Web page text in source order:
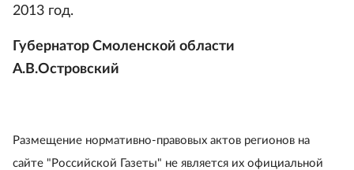
2013 год.
Губернатор Смоленской области
А.В.Островский
Размещение нормативно-правовых актов регионов на
сайте "Российской Газеты" не является их официальной